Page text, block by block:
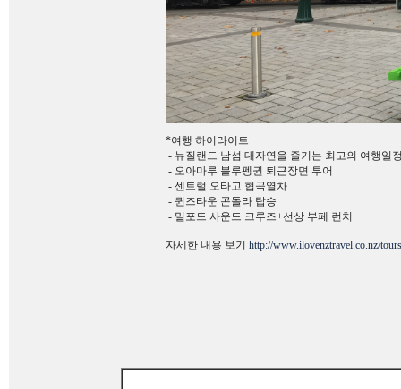
*여행 하이라이트
- 뉴질랜드 남섬 대자연을 즐기는 최고의 여행일
- 오아마루 블루펭귄 퇴근장면 투어
- 센트럴 오타고 협곡열차
- 퀸즈타운 곤돌라 탑승
- 밀포드 사운드 크루즈+선상 부페 런치
자세한 내용 보기 http://www.ilovenztravel.co.nz/